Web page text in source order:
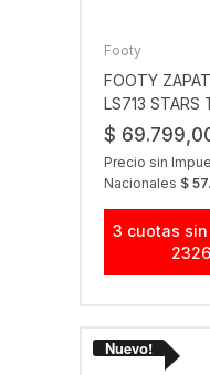
Footy
FOOTY
LS713 STARS
$
Precio sin
Nacionales $
3 cuotas